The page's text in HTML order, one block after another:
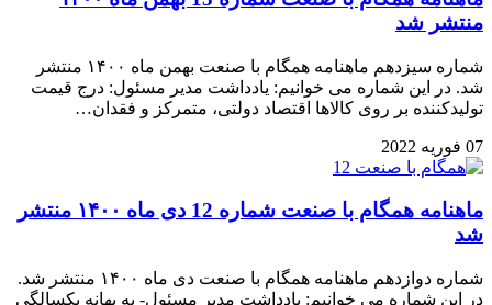
منتشر شد
شماره سیزدهم ماهنامه همگام با صنعت بهمن ماه ۱۴۰۰ منتشر
شد. در این شماره می خوانیم: یادداشت مدیر مسئول: درج قیمت
تولیدکننده بر روی کالاها اقتصاد دولتی، متمرکز و فقدان…
07 فوریه 2022
ماهنامه همگام با صنعت شماره 12 دی ماه ۱۴۰۰ منتشر
شد
شماره دوازدهم ماهنامه همگام با صنعت دی ماه ۱۴۰۰ منتشر شد.
در این شماره می خوانیم: یادداشت مدیر مسئول- به بهانه یکسالگی